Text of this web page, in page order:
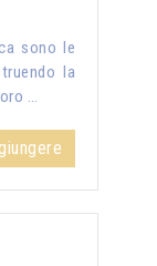
sono le
la
…